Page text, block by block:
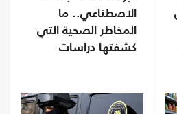
الاصطناعي.. ما
المخاطر الصحية التي
كشفتها دراسات